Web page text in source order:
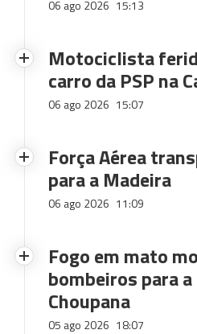
06 ago 2026 15:13
Motociclista
carro da PSP na
06 ago 2026 15:07
Força Aérea
para a Madeira
06 ago 2026 11:09
Fogo em mato
bombeiros para a
Choupana
05 ago 2026 18:07